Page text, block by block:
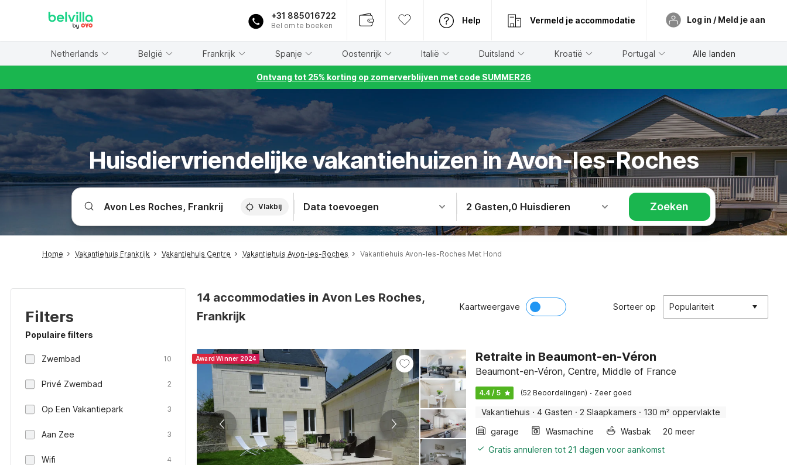
+31 885016722
Bel om te boeken
Help Vermeld je accommodatie Log in / Meld je aan
Netherlands België Frankrijk Spanje Oostenrijk Italië Duitsland Kroatië Portugal Alle landen
Ontvang tot 25% korting op zomerverblijven met code SUMMER26
Huisdiervriendelijke vakantiehuizen in Avon-les-Roches
Vlakbij Data toevoegen 2 Gasten,0 Huisdieren Zoeken
Home Vakantiehuis Frankrijk Vakantiehuis Centre Vakantiehuis Avon-les-Roches Vakantiehuis Avon-les-Roches Met Hond
Filters
Populaire filters
Zwembad 10
Privé Zwembad 2
Op Een Vakantiepark 3
Aan Zee 3
Wifi 4
14 accommodaties in Avon Les Roches,
Frankrijk
Kaartweergave Sorteer op Populariteit
Award Winner 2024 Retraite in Beaumont-en-Véron
Beaumont-en-Véron, Centre, Middle of France
4.4 / 5 (52 Beoordelingen) · Zeer goed
Vakantiehuis · 4 Gasten · 2 Slaapkamers · 130 m² oppervlakte
garage
Wasmachine Wasbak
20 meer
Gratis annuleren tot 21 dagen voor aankomst